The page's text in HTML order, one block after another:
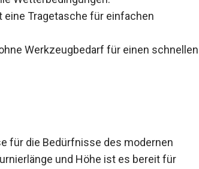
eine Tragetasche für einfachen
Werkzeugbedarf für einen schnellen
für die Bedürfnisse des modernen
und Höhe ist es bereit für